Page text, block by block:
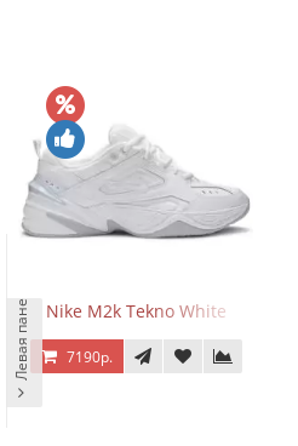
Nike M2k Tekno White
7190р.
Левая панель